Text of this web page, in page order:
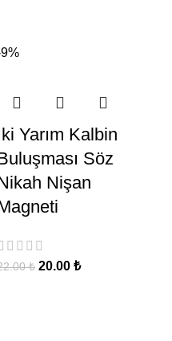
Yarım Kalbin
Söz
Nişan
₺ 20.00 ₺